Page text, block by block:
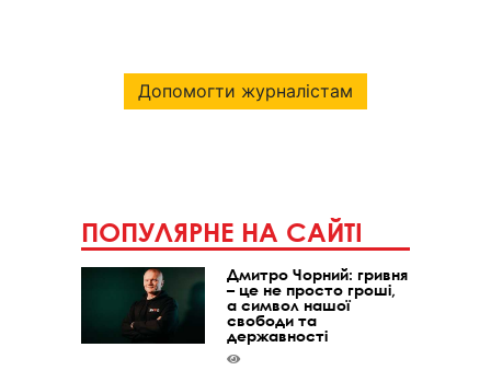
Допомогти журналістам
ПОПУЛЯРНЕ НА САЙТІ
Дмитро Чорний: гривня
– це не просто гроші,
а символ нашої
свободи та
державності